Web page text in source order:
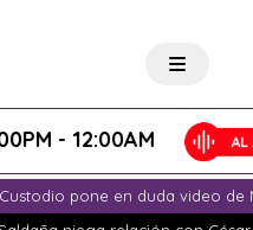
- 12:00AM
pone en duda video de